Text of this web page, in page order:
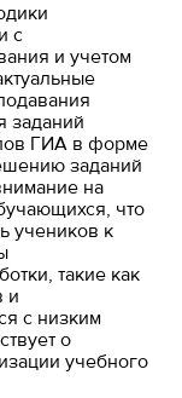
с
и учетом
заданий
ГИА в форме
заданий
на
что
учеников к
такие как
и
с низким
о
учебного